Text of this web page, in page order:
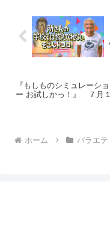
『もしものシミュレーシ
ー お試しかっ！』 ７月
ホーム バラエテ